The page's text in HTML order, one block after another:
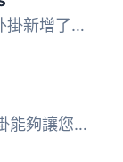
Dashboard Sticky Notes 外掛新增了在儀表板中加入便簽的功能...
這個「頁面和文章註記」外掛能夠讓您在 WordPress 網站的頁面...